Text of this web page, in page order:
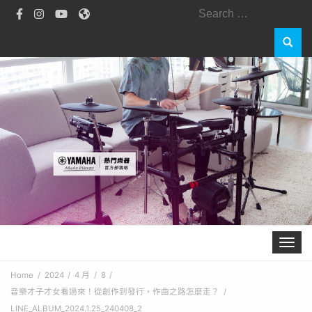
Search
Toggle
Home 2024 4 月
8
音樂才子才女看過來！從創作到發行，作曲之路怎麼走？
LINE_ALBUM_2024.1.25_240408_2